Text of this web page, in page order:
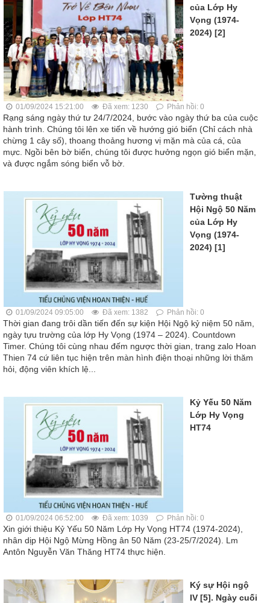
của Lớp Hy
Vọng (1974-
2024) [2]
01/09/2024 15:21:00 Đã xem: 1230 Phản hồi: 0
Rạng sáng ngày thứ tư 24/7/2024, bước vào ngày thứ ba của cuộc
hành trình. Chúng tôi lên xe tiến về hướng gió biển (Chỉ cách nhà
chừng 1 cây số), thoang thoảng hương vị mặn mà của cá, của
mực. Ngồi bên bờ biển, chúng tôi được hưởng ngọn gió biển mặn,
và được ngắm sóng biển vỗ bờ.
Tường thuật
Hội Ngộ 50 Năm
của Lớp Hy
Vọng (1974-
2024) [1]
01/09/2024 09:05:00 Đã xem: 1382 Phản hồi: 0
Thời gian đang trôi dần tiến đến sự kiện Hội Ngộ kỷ niệm 50 năm,
ngày tựu trường của lớp Hy Vọng (1974 – 2024). Countdown
Timer. Chúng tôi cùng nhau đếm ngược thời gian, trang zalo Hoan
Thien 74 cứ liên tục hiện trên màn hình điện thoại những lời thăm
hỏi, động viên khích lệ...
Kỷ Yếu 50 Năm
Lớp Hy Vọng
HT74
01/09/2024 06:52:00 Đã xem: 1039 Phản hồi: 0
Xin giới thiệu Kỷ Yếu 50 Năm Lớp Hy Vọng HT74 (1974-2024),
nhân dịp Hội Ngộ Mừng Hồng ân 50 Năm (23-25/7/2024). Lm
Antôn Nguyễn Văn Thăng HT74 thực hiện.
Ký sự Hội ngộ
IV [5]. Ngày cuối